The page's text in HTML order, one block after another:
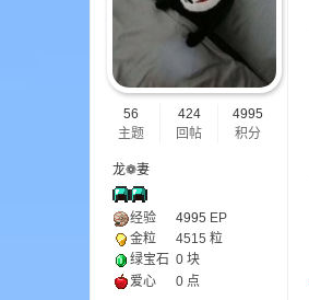
56
主题
424
回帖
4995
积分
龙❁妻
经验 4995 EP
金粒
4515 粒
绿宝石 0 块
爱心
0 点